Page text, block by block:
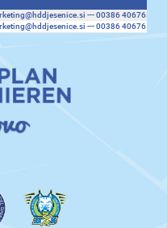
--- 00386 40676562
--- 00386 40676562